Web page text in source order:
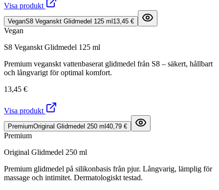
Visa produkt
VeganS8 Veganskt Glidmedel 125 ml 13,45 €
Vegan
S8 Veganskt Glidmedel 125 ml
Premium veganskt vattenbaserat glidmedel från S8 – säkert, hållbart
och långvarigt för optimal komfort.
13,45 €
Visa produkt
PremiumOriginal Glidmedel 250 ml 40,79 €
Premium
Original Glidmedel 250 ml
Premium glidmedel på silikonbasis från pjur. Långvarig, lämplig för
massage och intimitet. Dermatologiskt testad.